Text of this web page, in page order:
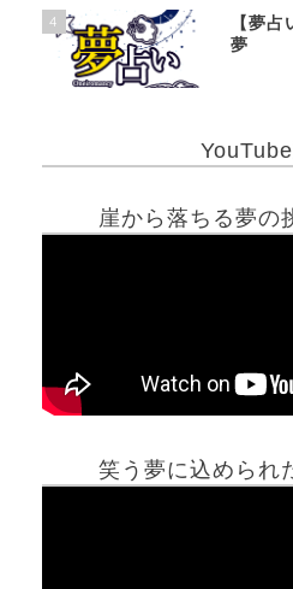
4
【夢
夢
崖から落ちる夢の
笑う夢に込められ